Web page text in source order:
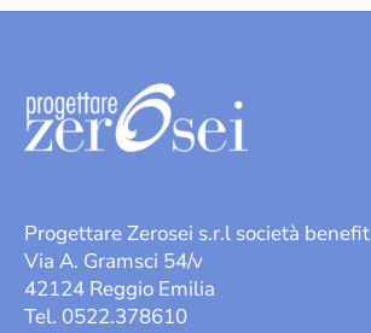
Progettare Zerosei s.r.l società benefit
Via A. Gramsci 54/v
42124 Reggio Emilia
Tel. 0522.378610